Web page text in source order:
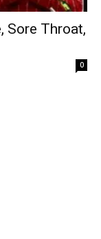
Sore Throat,
0